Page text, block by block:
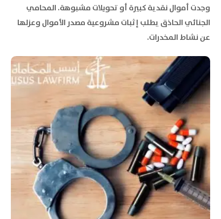
وجدت أموال نقدية كبيرة أو تحويلات مشبوهة. المحامي
الجنائي الحاذق يطلب إثبات مشروعية مصدر الأموال وعزلها
عن نشاط المخدرات.